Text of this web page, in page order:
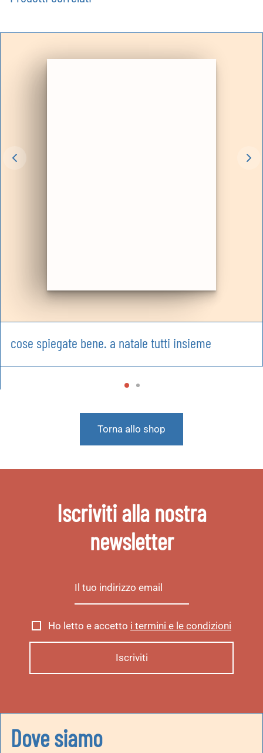
cose spiegate bene. a natale tutti insieme
Torna allo shop
Iscriviti alla nostra
newsletter
Ho letto e accetto i termini e le condizioni
Dove siamo